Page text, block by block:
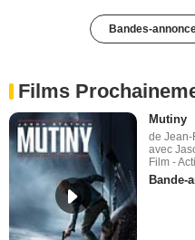
Bandes-
Films
Mutiny
de Jean-
avec
Film -
Bande-